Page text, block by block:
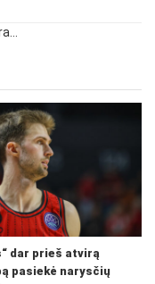
dar prieš atvirą
pasiekė narysčių